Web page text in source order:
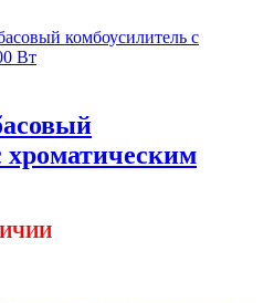
хроматическим